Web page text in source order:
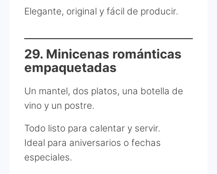
Elegante, original y fácil de producir.
29. Minicenas románticas
empaquetadas
Un mantel, dos platos, una botella de
vino y un postre.
Todo listo para calentar y servir.
Ideal para aniversarios o fechas
especiales.